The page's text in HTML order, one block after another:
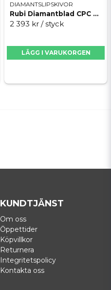
DIAMANTSLIPSKIVOR
Rubi Diamantblad CPC Pro 250x25,4x2mm slät
2 393 kr / styck
LÄGG I VARUKORGEN
KUNDTJÄNST
Om oss
Öppettider
Köpvillkor
Returnera
Integritetspolicy
Kontakta oss